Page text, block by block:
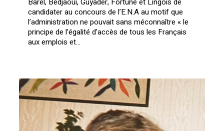
candidater au concours de l’E.N.A au motif que
l’administration ne pouvait sans méconnaître « le
principe de l’égalité d’accès de tous les Français
aux emplois et…